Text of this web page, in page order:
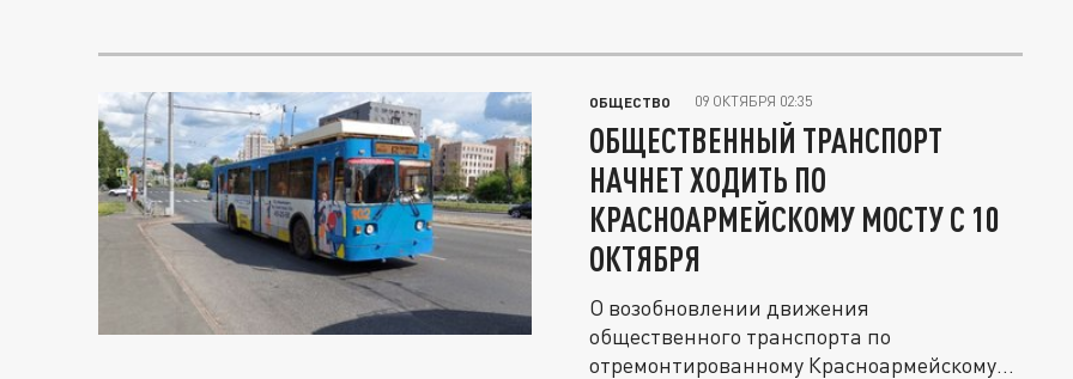
ОБЩЕСТВО 09 ОКТЯБРЯ 02:35
ОБЩЕСТВЕННЫЙ ТРАНСПОРТ
НАЧНЕТ ХОДИТЬ ПО
КРАСНОАРМЕЙСКОМУ МОСТУ С 10
ОКТЯБРЯ
О возобновлении движения
общественного транспорта по
отремонтированному Красноармейскому